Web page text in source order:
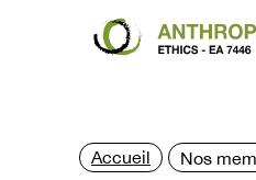
Accueil Nos